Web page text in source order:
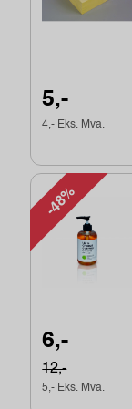
5,-
4,- Eks. Mva.
-48%
6,-
12,-
5,- Eks. Mva.